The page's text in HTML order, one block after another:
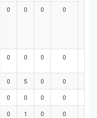
0 0 0 0
0 0 0 0
0 5 0 0
0 0 0 0
0 1 0 0